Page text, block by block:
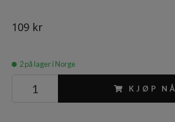
109 kr
2på lager i Norge
KJØP NÅ